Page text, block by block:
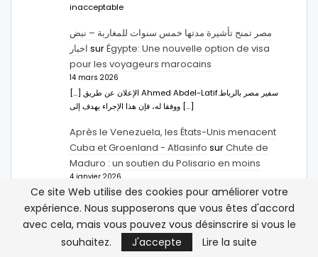
inacceptable
مصر تمنح تأشيرة مدتها خمس سنوات للمغاربة – نبض
اخبار surÉgypte: Une nouvelle option de visa
pour les voyageurs marocains
14 mars 2026
[…] الإعلان عن طريق Ahmed Abdel-Latifسفير مصر بالرباط.
ووفقا له، فإن هذا الإجراء يهدف إلى […]
Après le Venezuela, les États-Unis menacent
Cuba et Groenland - Atlasinfo surChute de
Maduro : un soutien du Polisario en moins
4 janvier 2026
[…] Chute de Maduro : un soutien du Polisario en
moins […]
Hachim BennanisurLes États-Unis et le
Maghreb : que veut faire Trump ?
Ce site Web utilise des cookies pour améliorer votre
expérience. Nous supposerons que vous êtes d'accord
avec cela, mais vous pouvez vous désinscrire si vous le
souhaitez.
J'accepte Lire la suite